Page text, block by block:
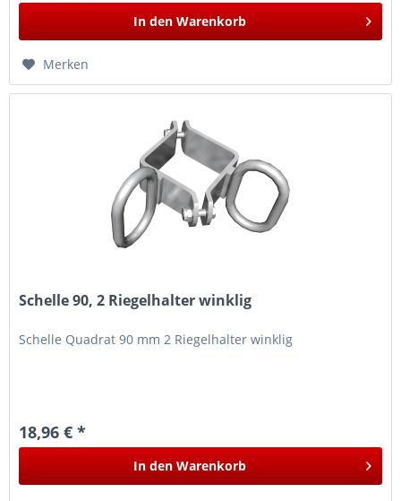
In den Warenkorb
Merken
Schelle 90, 2 Riegelhalter winklig
Schelle Quadrat 90 mm 2 Riegelhalter winklig
18,96 € *
In den Warenkorb